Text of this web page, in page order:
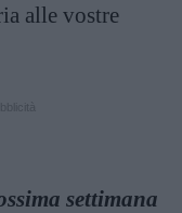
alle vostre
settimana